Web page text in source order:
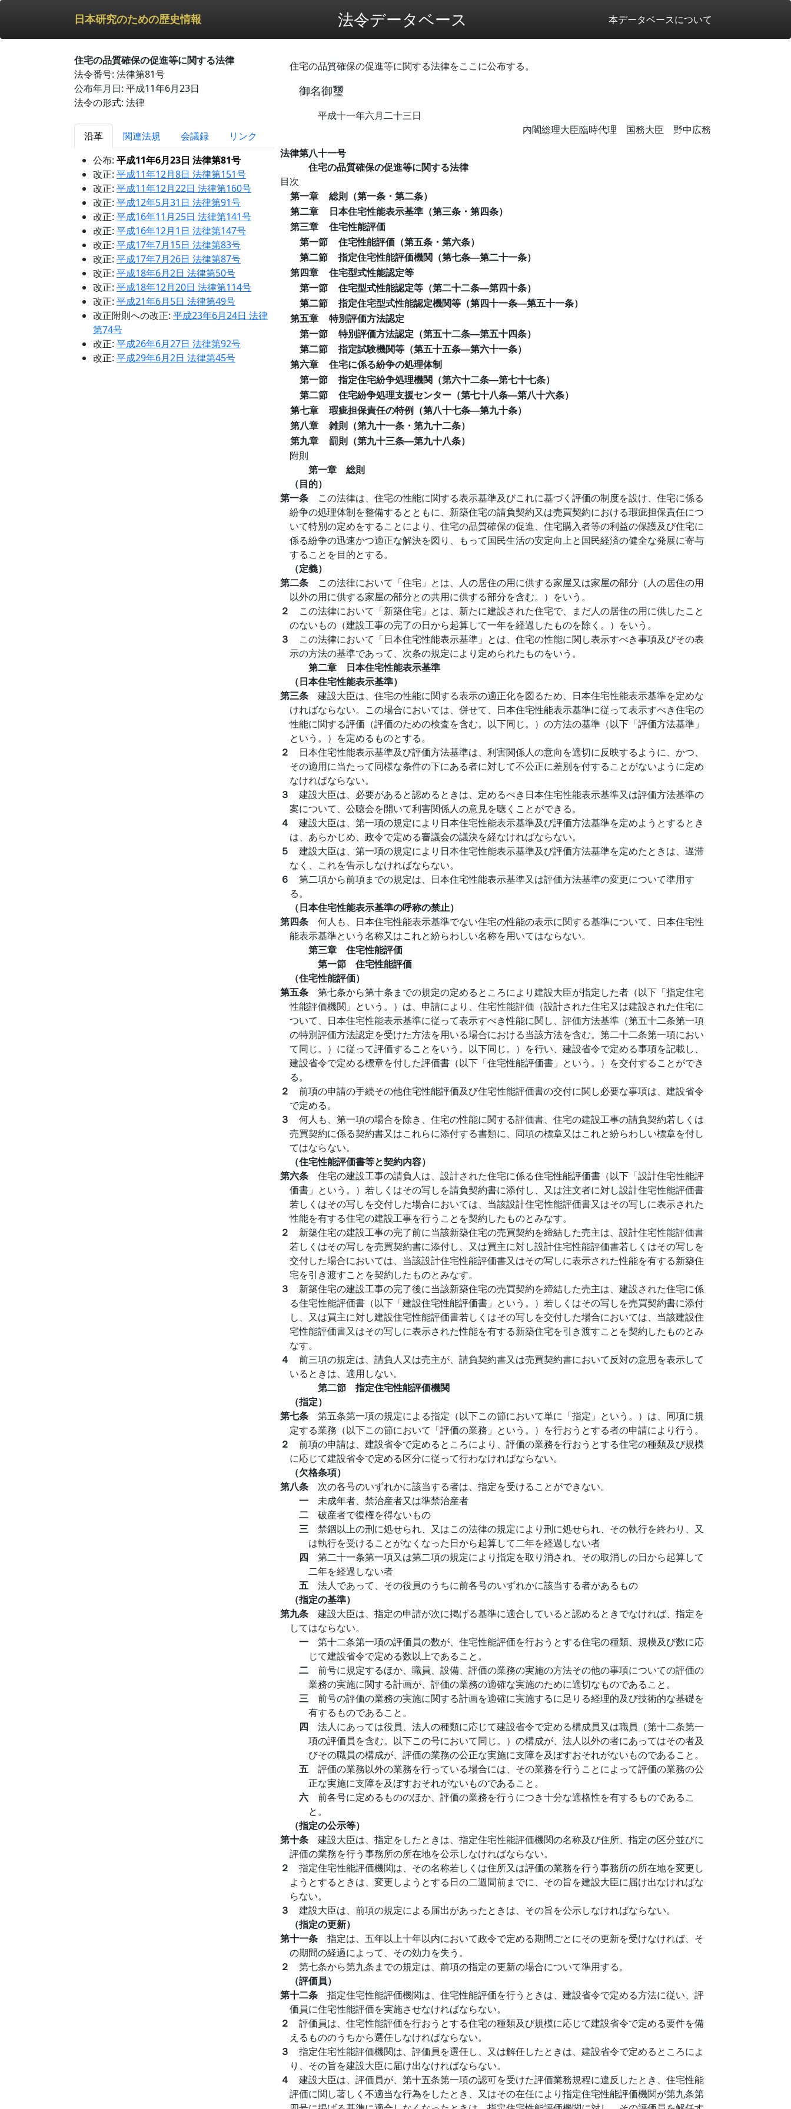
日本研究のための歴史情報 法令データベース 本データベースについて
住宅の品質確保の促進等に関する法律
法令番号: 法律第81号
公布年月日: 平成11年6月23日
法令の形式: 法律
沿革 関連法規 会議録
リンク
公布: 平成11年6月23日 法律第81号
改正: 平成11年12月8日 法律第151号
改正: 平成11年12月22日 法律第160号
改正: 平成12年5月31日 法律第91号
改正: 平成16年11月25日 法律第141号
改正: 平成16年12月1日 法律第147号
改正: 平成17年7月15日 法律第83号
改正: 平成17年7月26日 法律第87号
改正: 平成18年6月2日 法律第50号
改正: 平成18年12月20日 法律第114号
改正: 平成21年6月5日 法律第49号
改正附則への改正: 平成23年6月24日 法律
第74号
改正: 平成26年6月27日 法律第92号
改正: 平成29年6月2日 法律第45号
住宅の品質確保の促進等に関する法律をここに公布する。
御名御璽
平成十一年六月二十三日
内閣総理大臣臨時代理 国務大臣 野中広務
法律第八十一号
住宅の品質確保の促進等に関する法律
目次
第一章
総則（第一条・第二条）
第二章
日本住宅性能表示基準（第三条・第四条）
第三章
住宅性能評価
第一節
住宅性能評価（第五条・第六条）
第二節
指定住宅性能評価機関（第七条―第二十一条）
第四章
住宅型式性能認定等
第一節
住宅型式性能認定等（第二十二条―第四十条）
第二節
指定住宅型式性能認定機関等（第四十一条―第五十一条）
第五章
特別評価方法認定
第一節
特別評価方法認定（第五十二条―第五十四条）
第二節
指定試験機関等（第五十五条―第六十一条）
第六章
住宅に係る紛争の処理体制
第一節
指定住宅紛争処理機関（第六十二条―第七十七条）
第二節
住宅紛争処理支援センター（第七十八条―第八十六条）
第七章
瑕疵担保責任の特例（第八十七条―第九十条）
第八章
雑則（第九十一条・第九十二条）
第九章
罰則（第九十三条―第九十八条）
附則
第一章 総則
（目的）
第一条 この法律は、住宅の性能に関する表示基準及びこれに基づく評価の制度を設け、住宅に係る
紛争の処理体制を整備するとともに、新築住宅の請負契約又は売買契約における瑕疵担保責任につ
いて特別の定めをすることにより、住宅の品質確保の促進、住宅購入者等の利益の保護及び住宅に
係る紛争の迅速かつ適正な解決を図り、もって国民生活の安定向上と国民経済の健全な発展に寄与
することを目的とする。
（定義）
第二条 この法律において「住宅」とは、人の居住の用に供する家屋又は家屋の部分（人の居住の用
以外の用に供する家屋の部分との共用に供する部分を含む。）をいう。
２ この法律において「新築住宅」とは、新たに建設された住宅で、まだ人の居住の用に供したこと
のないもの（建設工事の完了の日から起算して一年を経過したものを除く。）をいう。
３ この法律において「日本住宅性能表示基準」とは、住宅の性能に関し表示すべき事項及びその表
示の方法の基準であって、次条の規定により定められたものをいう。
第二章 日本住宅性能表示基準
（日本住宅性能表示基準）
第三条 建設大臣は、住宅の性能に関する表示の適正化を図るため、日本住宅性能表示基準を定めな
ければならない。この場合においては、併せて、日本住宅性能表示基準に従って表示すべき住宅の
性能に関する評価（評価のための検査を含む。以下同じ。）の方法の基準（以下「評価方法基準」
という。）を定めるものとする。
２ 日本住宅性能表示基準及び評価方法基準は、利害関係人の意向を適切に反映するように、かつ、
その適用に当たって同様な条件の下にある者に対して不公正に差別を付することがないように定め
なければならない。
３ 建設大臣は、必要があると認めるときは、定めるべき日本住宅性能表示基準又は評価方法基準の
案について、公聴会を開いて利害関係人の意見を聴くことができる。
４ 建設大臣は、第一項の規定により日本住宅性能表示基準及び評価方法基準を定めようとするとき
は、あらかじめ、政令で定める審議会の議決を経なければならない。
５ 建設大臣は、第一項の規定により日本住宅性能表示基準及び評価方法基準を定めたときは、遅滞
なく、これを告示しなければならない。
６ 第二項から前項までの規定は、日本住宅性能表示基準又は評価方法基準の変更について準用す
る。
（日本住宅性能表示基準の呼称の禁止）
第四条 何人も、日本住宅性能表示基準でない住宅の性能の表示に関する基準について、日本住宅性
能表示基準という名称又はこれと紛らわしい名称を用いてはならない。
第三章 住宅性能評価
第一節 住宅性能評価
（住宅性能評価）
第五条 第七条から第十条までの規定の定めるところにより建設大臣が指定した者（以下「指定住宅
性能評価機関」という。）は、申請により、住宅性能評価（設計された住宅又は建設された住宅に
ついて、日本住宅性能表示基準に従って表示すべき性能に関し、評価方法基準（第五十二条第一項
の特別評価方法認定を受けた方法を用いる場合における当該方法を含む。第二十二条第一項におい
て同じ。）に従って評価することをいう。以下同じ。）を行い、建設省令で定める事項を記載し、
建設省令で定める標章を付した評価書（以下「住宅性能評価書」という。）を交付することができ
る。
２ 前項の申請の手続その他住宅性能評価及び住宅性能評価書の交付に関し必要な事項は、建設省令
で定める。
３ 何人も、第一項の場合を除き、住宅の性能に関する評価書、住宅の建設工事の請負契約若しくは
売買契約に係る契約書又はこれらに添付する書類に、同項の標章又はこれと紛らわしい標章を付し
てはならない。
（住宅性能評価書等と契約内容）
第六条 住宅の建設工事の請負人は、設計された住宅に係る住宅性能評価書（以下「設計住宅性能評
価書」という。）若しくはその写しを請負契約書に添付し、又は注文者に対し設計住宅性能評価書
若しくはその写しを交付した場合においては、当該設計住宅性能評価書又はその写しに表示された
性能を有する住宅の建設工事を行うことを契約したものとみなす。
２ 新築住宅の建設工事の完了前に当該新築住宅の売買契約を締結した売主は、設計住宅性能評価書
若しくはその写しを売買契約書に添付し、又は買主に対し設計住宅性能評価書若しくはその写しを
交付した場合においては、当該設計住宅性能評価書又はその写しに表示された性能を有する新築住
宅を引き渡すことを契約したものとみなす。
３ 新築住宅の建設工事の完了後に当該新築住宅の売買契約を締結した売主は、建設された住宅に係
る住宅性能評価書（以下「建設住宅性能評価書」という。）若しくはその写しを売買契約書に添付
し、又は買主に対し建設住宅性能評価書若しくはその写しを交付した場合においては、当該建設住
宅性能評価書又はその写しに表示された性能を有する新築住宅を引き渡すことを契約したものとみ
なす。
４ 前三項の規定は、請負人又は売主が、請負契約書又は売買契約書において反対の意思を表示して
いるときは、適用しない。
第二節 指定住宅性能評価機関
（指定）
第七条 第五条第一項の規定による指定（以下この節において単に「指定」という。）は、同項に規
定する業務（以下この節において「評価の業務」という。）を行おうとする者の申請により行う。
２ 前項の申請は、建設省令で定めるところにより、評価の業務を行おうとする住宅の種類及び規模
に応じて建設省令で定める区分に従って行わなければならない。
（欠格条項）
第八条 次の各号のいずれかに該当する者は、指定を受けることができない。
一 未成年者、禁治産者又は準禁治産者
二 破産者で復権を得ないもの
三 禁錮以上の刑に処せられ、又はこの法律の規定により刑に処せられ、その執行を終わり、又
は執行を受けることがなくなった日から起算して二年を経過しない者
四 第二十一条第一項又は第二項の規定により指定を取り消され、その取消しの日から起算して
二年を経過しない者
五 法人であって、その役員のうちに前各号のいずれかに該当する者があるもの
（指定の基準）
第九条 建設大臣は、指定の申請が次に掲げる基準に適合していると認めるときでなければ、指定を
してはならない。
一 第十二条第一項の評価員の数が、住宅性能評価を行おうとする住宅の種類、規模及び数に応
じて建設省令で定める数以上であること。
二 前号に規定するほか、職員、設備、評価の業務の実施の方法その他の事項についての評価の
業務の実施に関する計画が、評価の業務の適確な実施のために適切なものであること。
三 前号の評価の業務の実施に関する計画を適確に実施するに足りる経理的及び技術的な基礎を
有するものであること。
四 法人にあっては役員、法人の種類に応じて建設省令で定める構成員又は職員（第十二条第一
項の評価員を含む。以下この号において同じ。）の構成が、法人以外の者にあってはその者及
びその職員の構成が、評価の業務の公正な実施に支障を及ぼすおそれがないものであること。
五 評価の業務以外の業務を行っている場合には、その業務を行うことによって評価の業務の公
正な実施に支障を及ぼすおそれがないものであること。
六 前各号に定めるもののほか、評価の業務を行うにつき十分な適格性を有するものであるこ
と。
（指定の公示等）
第十条 建設大臣は、指定をしたときは、指定住宅性能評価機関の名称及び住所、指定の区分並びに
評価の業務を行う事務所の所在地を公示しなければならない。
２ 指定住宅性能評価機関は、その名称若しくは住所又は評価の業務を行う事務所の所在地を変更し
ようとするときは、変更しようとする日の二週間前までに、その旨を建設大臣に届け出なければな
らない。
３ 建設大臣は、前項の規定による届出があったときは、その旨を公示しなければならない。
（指定の更新）
第十一条 指定は、五年以上十年以内において政令で定める期間ごとにその更新を受けなければ、そ
の期間の経過によって、その効力を失う。
２ 第七条から第九条までの規定は、前項の指定の更新の場合について準用する。
（評価員）
第十二条 指定住宅性能評価機関は、住宅性能評価を行うときは、建設省令で定める方法に従い、評
価員に住宅性能評価を実施させなければならない。
２ 評価員は、住宅性能評価を行おうとする住宅の種類及び規模に応じて建設省令で定める要件を備
えるもののうちから選任しなければならない。
３ 指定住宅性能評価機関は、評価員を選任し、又は解任したときは、建設省令で定めるところによ
り、その旨を建設大臣に届け出なければならない。
４ 建設大臣は、評価員が、第十五条第一項の認可を受けた評価業務規程に違反したとき、住宅性能
評価に関し著しく不適当な行為をしたとき、又はその在任により指定住宅性能評価機関が第九条第